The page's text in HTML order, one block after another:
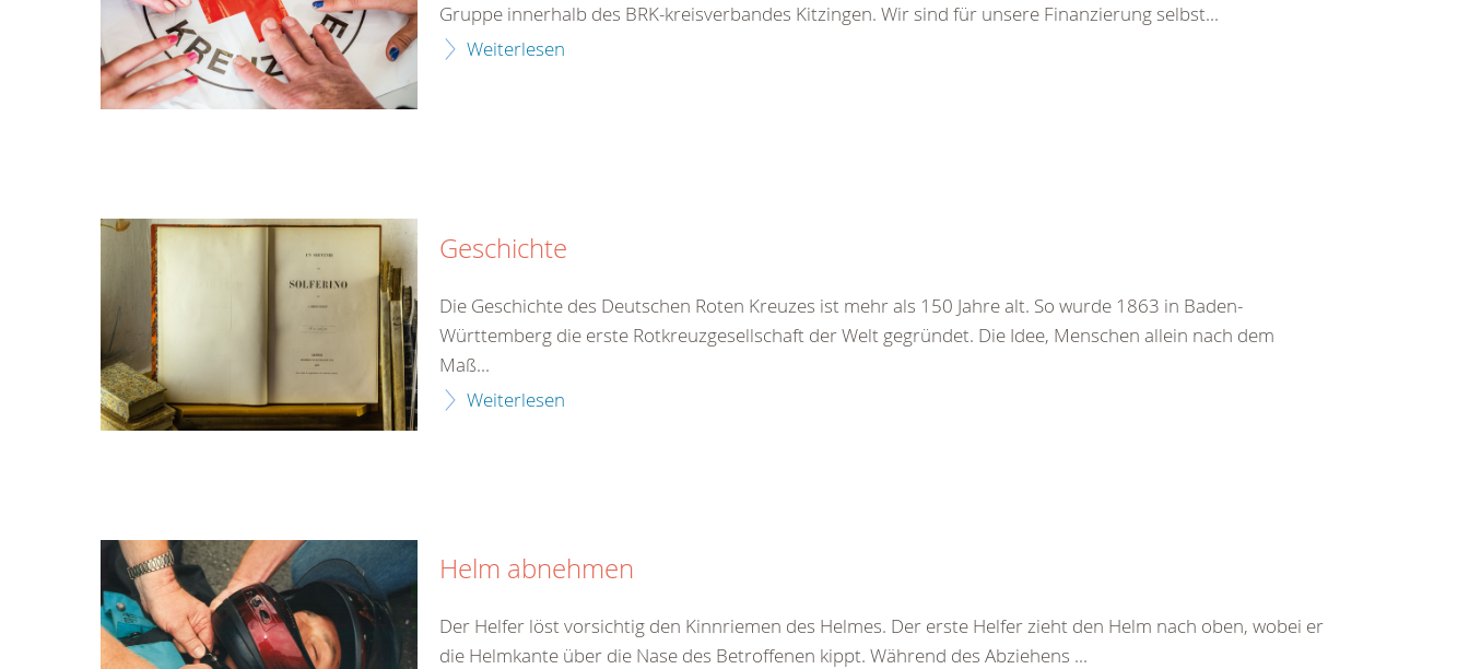
Gruppe innerhalb des BRK-kreisverbandes Kitzingen. Wir sind für unsere Finanzierung selbst...
Weiterlesen
Geschichte
Die Geschichte des Deutschen Roten Kreuzes ist mehr als 150 Jahre alt. So wurde 1863 in Baden-
Württemberg die erste Rotkreuzgesellschaft der Welt gegründet. Die Idee, Menschen allein nach dem
Maß...
Weiterlesen
Helm abnehmen
Der Helfer löst vorsichtig den Kinnriemen des Helmes. Der erste Helfer zieht den Helm nach oben, wobei er
die Helmkante über die Nase des Betroffenen kippt. Während des Abziehens ...